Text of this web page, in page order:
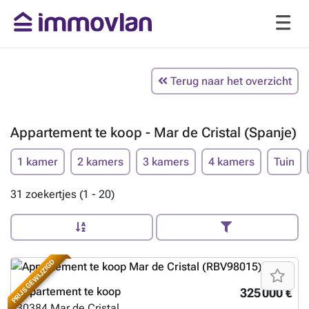
Terug naar het overzicht
Appartement te koop - Mar de Cristal (Spanje)
1 kamer 2 kamers 3 kamers 4 kamers Tuin
31 zoekertjes (1 - 20)
PRIJS GEWIJZIGD 325 000 €
Appartement te koop